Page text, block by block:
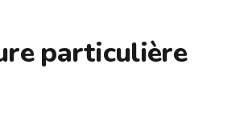
particulière